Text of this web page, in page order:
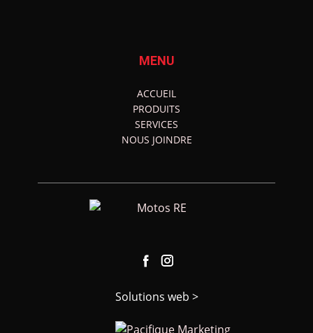
MENU
ACCUEIL
PRODUITS
SERVICES
NOUS JOINDRE
Solutions web >